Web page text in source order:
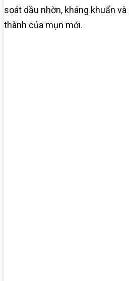
soát dầu nhờn, kháng khuẩn
thành của mụn mới.